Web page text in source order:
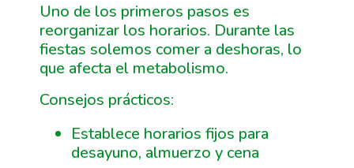
Uno de los primeros pasos es
reorganizar los horarios. Durante las
fiestas solemos comer a deshoras, lo
que afecta el metabolismo.
Consejos prácticos:
Establece horarios fijos para
desayuno, almuerzo y cena